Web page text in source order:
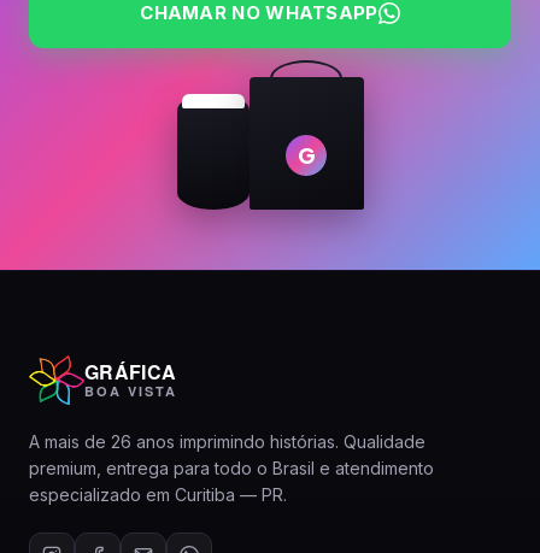
CHAMAR NO WHATSAPP
G
GRÁFICA
BOA VISTA
A mais de 26 anos imprimindo histórias. Qualidade
premium, entrega para todo o Brasil e atendimento
especializado em Curitiba — PR.